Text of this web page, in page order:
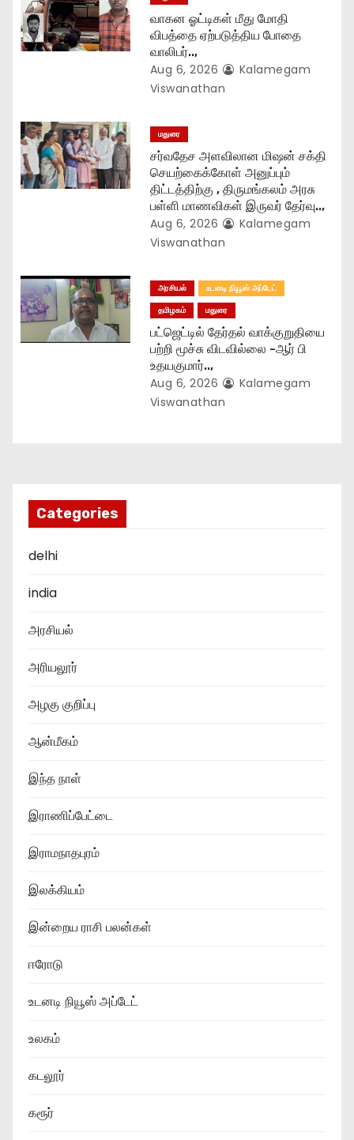
n
வாகன ஓட்டிகள் மீது மோதி
விபத்தை ஏற்படுத்திய போதை
வாலிபர்..,
Aug 6, 2026
Kalamegam
Viswanathan
மதுரை
சர்வதேச அளவிலான மிஷன் சக்தி
செயற்கைக்கோள் அனுப்பும்
திட்டத்திற்கு , திருமங்கலம் அரசு
பள்ளி மாணவிகள் இருவர் தேர்வு..,
Aug 6, 2026
Kalamegam
Viswanathan
அரசியல்
உடனடி நியூஸ் அப்டேட்
தமிழகம்
மதுரை
பட்ஜெட்டில் தேர்தல் வாக்குறுதியை
பற்றி மூச்சு விடவில்லை -ஆர் பி
உதயகுமார்..,
Aug 6, 2026
Kalamegam
Viswanathan
Categories
delhi
india
அரசியல்
அரியலூர்
அழகு குறிப்பு
ஆன்மீகம்
இந்த நாள்
இராணிப்பேட்டை
இராமநாதபுரம்
இலக்கியம்
இன்றைய ராசி பலன்கள்
ஈரோடு
உடனடி நியூஸ் அப்டேட்
உலகம்
கடலூர்
கரூர்